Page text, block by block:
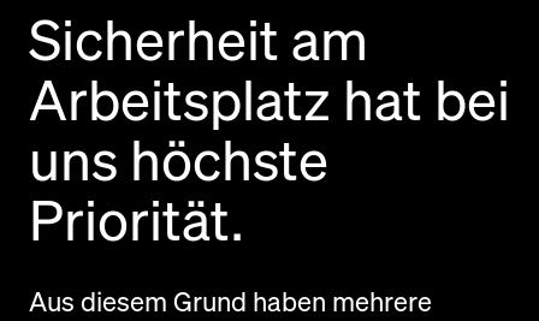
Sicherheit am
Arbeitsplatz hat bei
uns höchste
Priorität.
Aus diesem Grund haben mehrere